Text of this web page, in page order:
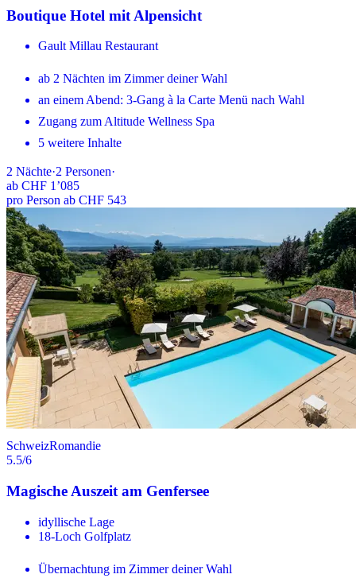
Boutique Hotel mit Alpensicht
Gault Millau Restaurant
ab 2 Nächten im Zimmer deiner Wahl
an einem Abend: 3-Gang à la Carte Menü nach Wahl
Zugang zum Altitude Wellness Spa
5 weitere Inhalte
2 Nächte·2 Personen·
ab CHF 1’085
pro Person ab CHF 543
SchweizRomandie
5.5/6
Magische Auszeit am Genfersee
idyllische Lage
18-Loch Golfplatz
Übernachtung im Zimmer deiner Wahl